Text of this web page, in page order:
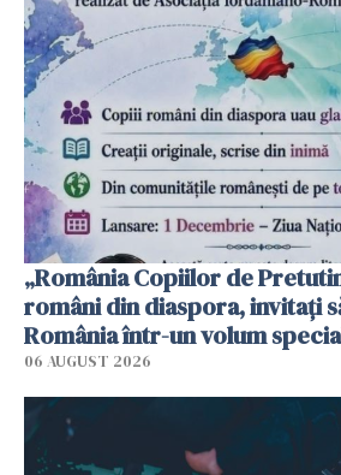
„România Copiilor de
români din diaspora, invitați
România într-un volum
06 AUGUST 2026